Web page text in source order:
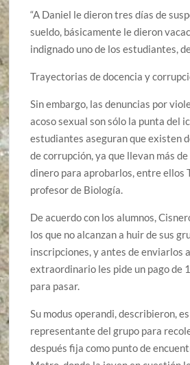
“A Daniel le dieron tres días de
sueldo, básicamente le dieron
indignado uno de los estudiantes,
Trayectorias de docencia y
Sin embargo, las denuncias por
acoso sexual son sólo la punta del
estudiantes aseguran que existen
de corrupción, ya que llevan más
dinero para aprobarlos, entre ellos
profesor de Biología.
De acuerdo con los alumnos,
los que no alcanzan a huir de sus
inscripciones, y antes de enviarlos
extraordinario les pide un pago de
para pasar.
Su modus operandi, describieron,
representante del grupo para
después fija como punto de